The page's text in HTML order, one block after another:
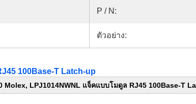
P / N:
ตัวอย่าง:
100Base-T Latch-up
Molex, LPJ1014NWNL แจ็คแบบโมดูล RJ45 100Base-T